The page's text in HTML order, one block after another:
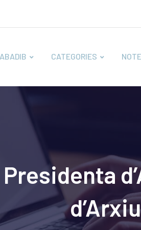
ABADIB CATEGORIES